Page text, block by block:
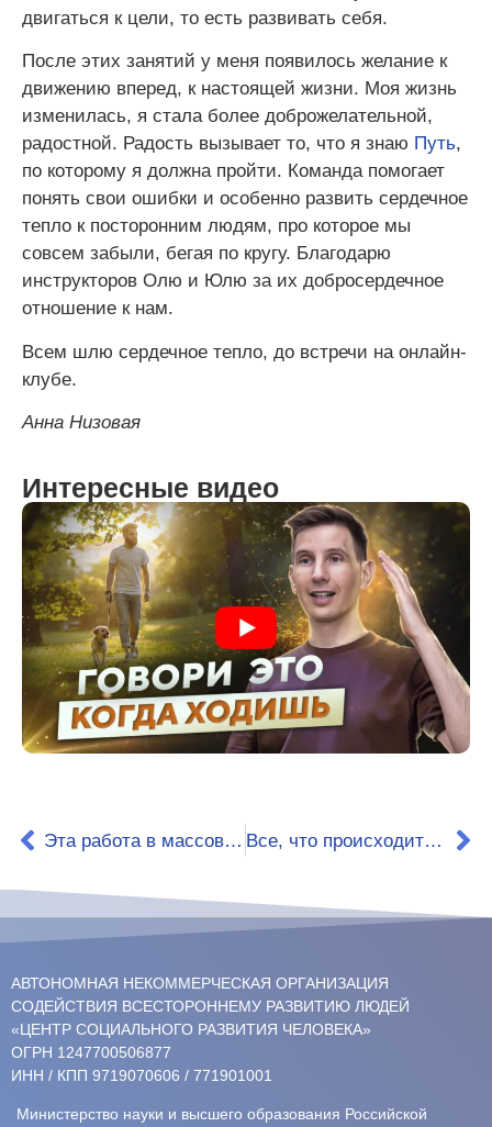
двигаться к цели, то есть развивать себя.
После этих занятий у меня появилось желание к
движению вперед, к настоящей жизни. Моя жизнь
изменилась, я стала более доброжелательной,
радостной. Радость вызывает то, что я знаю Путь,
по которому я должна пройти. Команда помогает
понять свои ошибки и особенно развить сердечное
тепло к посторонним людям, про которое мы
совсем забыли, бегая по кругу. Благодарю
инструкторов Олю и Юлю за их добросердечное
отношение к нам.
Всем шлю сердечное тепло, до встречи на онлайн-
клубе.
Анна Низовая
Интересные видео
Эта работа в массовых масштабах привела бы к совершенно другой жизни на Земле Все, что происходит вокруг меня, стало восприниматься более спокойно
АВТОНОМНАЯ НЕКОММЕРЧЕСКАЯ ОРГАНИЗАЦИЯ
СОДЕЙСТВИЯ ВСЕСТОРОННЕМУ РАЗВИТИЮ ЛЮДЕЙ
«ЦЕНТР СОЦИАЛЬНОГО РАЗВИТИЯ ЧЕЛОВЕКА»
ОГРН 1247700506877
ИНН / КПП 9719070606 / 771901001
Министерство науки и высшего образования Российской